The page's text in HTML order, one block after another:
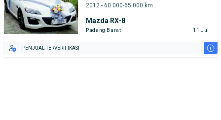
2012 - 60.000-65.000 km
Mazda RX-8
Padang Barat 11 Jul
PENJUAL TERVERIFIKASI i